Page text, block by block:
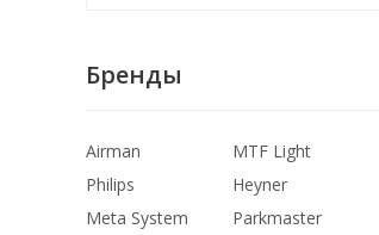
Бренды
Airman
MTF Light
Philips
Heyner
Meta System
Parkmaster